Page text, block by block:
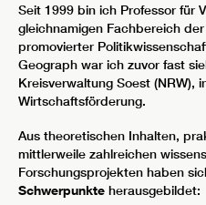
Seit 1999 bin ich Professor für
gleichnamigen Fachbereich
promovierter
Geograph war ich zuvor fast
Kreisverwaltung Soest (NRW),
Wirtschaftsförderung.
Aus theoretischen Inhalten,
mittlerweile zahlreichen
Forschungsprojekten haben
Schwerpunkte herausgebildet: